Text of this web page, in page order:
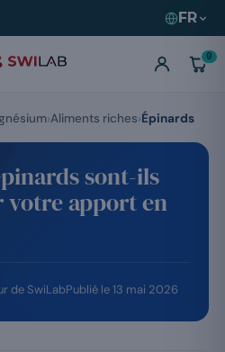
FR
0
sont-ils
votre apport en
de SwiLabPublié le 13 mai 2026
Aliments riches Épinards